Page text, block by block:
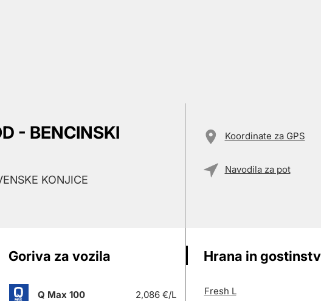
- BENCINSKI
KONJICE
Koordinate za GPS
Navodila za pot
Goriva za vozila
Q Max 100 2,086 €/L
Hrana in
Fresh L